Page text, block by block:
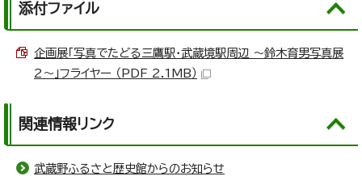
添付ファイル
企画展「写真でたどる三鷹駅・武蔵境駅周辺 ～鈴木育男写真展
2～」フライヤー （PDF 2.1MB）
関連情報リンク
武蔵野ふるさと歴史館からのお知らせ